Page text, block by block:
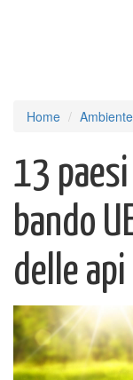
Home Ambiente
13
bando
delle api